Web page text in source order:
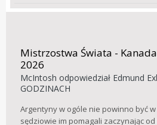
Mistrzostwa Świata -
2026
McIntosh odpowiedział Edmund
GODZINACH
Argentyny w ogóle nie powinno być
sędziowie im pomagali zaczynając